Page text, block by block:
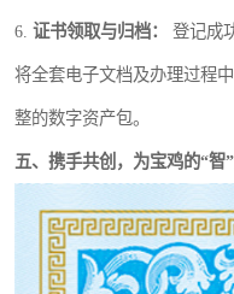
6. 证书领取与归档： 登记成
将全套电子文档及办理过程
整的数字资产包。
五、携手共创，为宝鸡的“智